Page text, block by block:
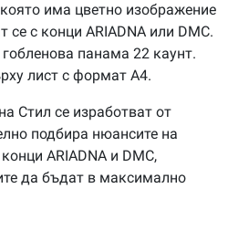
има цветно изображение
с конци ARIADNA или DMC.
панама 22 каунт.
лист с формат А4.
Стил се изработват от
подбира нюансите на
ARIADNA и DMC,
да бъдат в максимално